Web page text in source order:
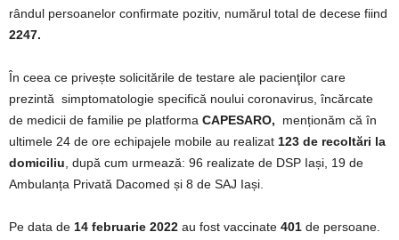
rândul persoanelor confirmate pozitiv, numărul total de decese fiind
2247.
În ceea ce privește solicitările de testare ale pacienţilor care
prezintă simptomatologie specifică noului coronavirus, încărcate
de medicii de familie pe platforma CAPESARO, menționăm că în
ultimele 24 de ore echipajele mobile au realizat 123 de recoltări la
domiciliu , după cum urmează: 96 realizate de DSP Iași, 19 de
Ambulanța Privată Dacomed și 8 de SAJ Iași.
Pe data de 14 februarie 2022 au fost vaccinate 401 de persoane.